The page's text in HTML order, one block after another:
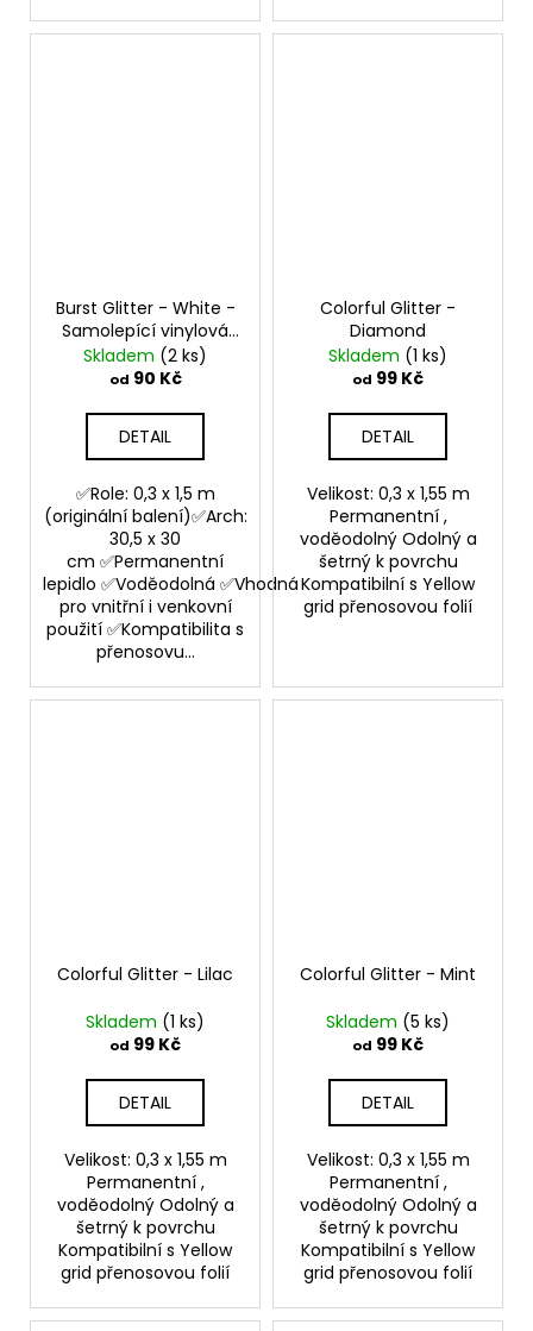
Burst Glitter - White -
Samolepící vinylová
folie
Skladem (2 ks)
od 90 Kč
DETAIL
✅Role: 0,3 x 1,5 m
(originální balení)✅Arch:
30,5 x 30
cm ✅Permanentní
lepidlo ✅Voděodolná ✅Vhodná
pro vnitřní i venkovní
použití ✅Kompatibilita s
přenosovu...
Colorful Glitter -
Diamond
Skladem (1 ks)
od 99 Kč
DETAIL
Velikost: 0,3 x 1,55 m
Permanentní ,
voděodolný Odolný a
šetrný k povrchu
Kompatibilní s Yellow
grid přenosovou folií
Colorful Glitter - Lilac
Skladem (1 ks)
od 99 Kč
DETAIL
Velikost: 0,3 x 1,55 m
Permanentní ,
voděodolný Odolný a
šetrný k povrchu
Kompatibilní s Yellow
grid přenosovou folií
Colorful Glitter - Mint
Skladem (5 ks)
od 99 Kč
DETAIL
Velikost: 0,3 x 1,55 m
Permanentní ,
voděodolný Odolný a
šetrný k povrchu
Kompatibilní s Yellow
grid přenosovou folií